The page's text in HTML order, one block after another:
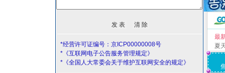
*经营许可证编号：京ICP00000008号
*《互联网电子公告服务管理规定》
*《全国人大常委会关于维护互联网安全的规定》
最
夏